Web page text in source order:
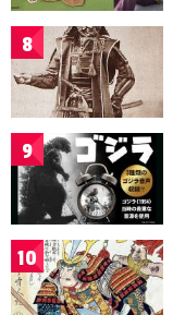
8
9
10